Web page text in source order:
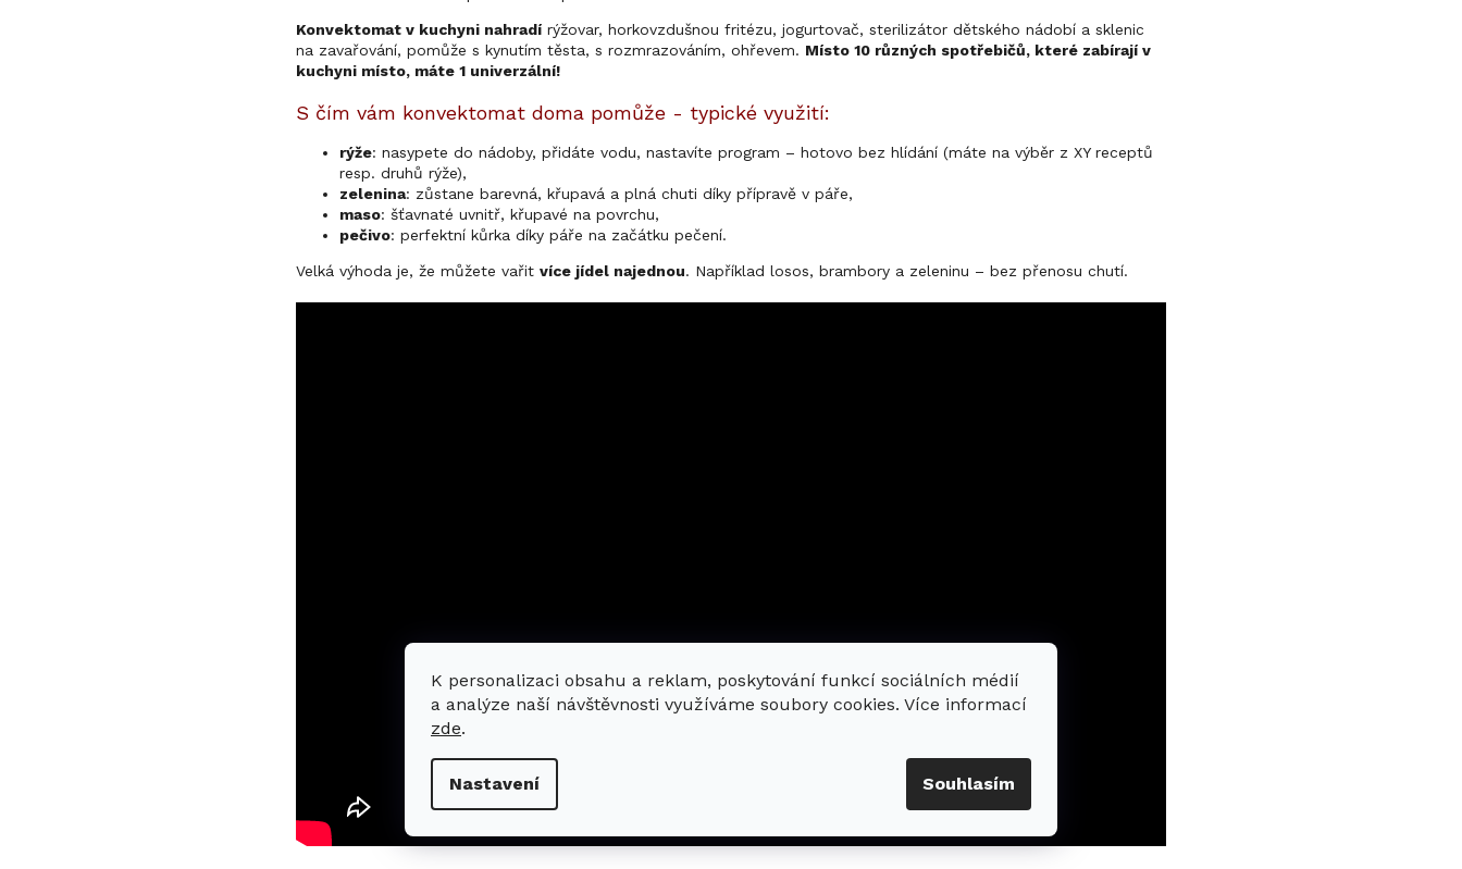
K personalizaci obsahu a reklam, poskytování funkcí sociálních médií
a analýze naší návštěvnosti využíváme soubory cookies. Více informací
zde.
Nastavení Souhlasím
Konvektomat v kuchyni nahradí rýžovar, horkovzdušnou fritézu, jogurtovač, sterilizátor dětského nádobí a sklenic
na zavařování, pomůže s kynutím těsta, s rozmrazováním, ohřevem. Místo 10 různých spotřebičů, které zabírají v
kuchyni místo, máte 1 univerzální!
S čím vám konvektomat doma pomůže - typické využití:
rýže: nasypete do nádoby, přidáte vodu, nastavíte program – hotovo bez hlídání (máte na výběr z XY receptů
resp. druhů rýže),
zelenina: zůstane barevná, křupavá a plná chuti díky přípravě v páře,
maso: šťavnaté uvnitř, křupavé na povrchu,
pečivo: perfektní kůrka díky páře na začátku pečení.
Velká výhoda je, že můžete vařit více jídel najednou. Například losos, brambory a zeleninu – bez přenosu chutí.